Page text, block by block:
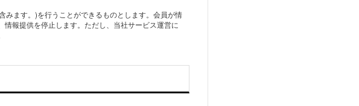
ます。)を行うことができるものとします。会員が情
報提供を停止します。ただし、当社サービス運営に